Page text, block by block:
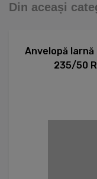
Din aceași
Anvelopă Iarnă
235/50